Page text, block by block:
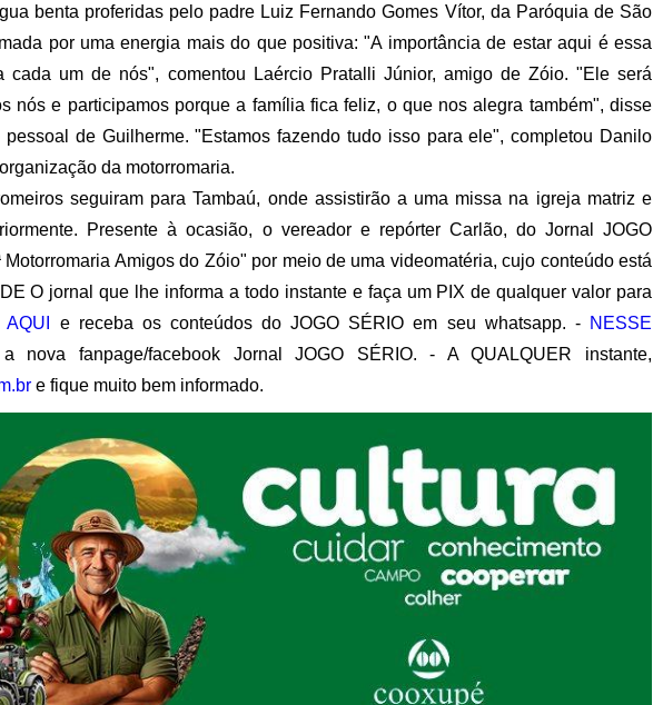
benta proferidas pelo padre Luiz Fernando Gomes Vítor, da Paróquia de São
por uma energia mais do que positiva: "A importância de estar aqui é essa
cada um de nós", comentou Laércio Pratalli Júnior, amigo de Zóio. "Ele será
nós e participamos porque a família fica feliz, o que nos alegra também", disse
de Guilherme. "Estamos fazendo tudo isso para ele", completou Danilo
da motorromaria.
seguiram para Tambaú, onde assistirão a uma missa na igreja matriz e
Presente à ocasião, o vereador e repórter Carlão, do Jornal JOGO
Amigos do Zóio" por meio de uma videomatéria, cujo conteúdo está
O jornal que lhe informa a todo instante e faça um PIX de qualquer valor para
e receba os conteúdos do JOGO SÉRIO em seu whatsapp. - NESSE
nova fanpage/facebook Jornal JOGO SÉRIO. - A QUALQUER instante,
e fique muito bem informado.